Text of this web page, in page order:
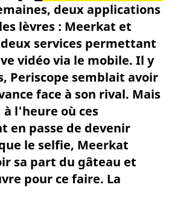
deux applications
lèvres : Meerkat et
services permettant
vidéo via le mobile. Il y
Periscope semblait avoir
face à son rival. Mais
l'heure où ces
en passe de devenir
le selfie, Meerkat
sa part du gâteau et
pour ce faire. La